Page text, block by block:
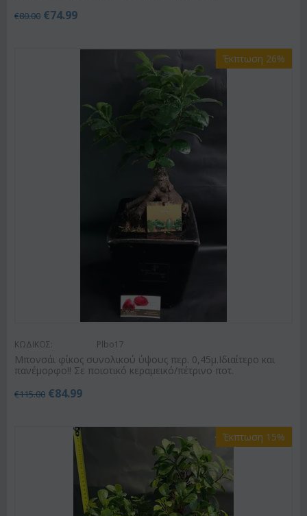
€80.00 €74.99
Έκπτωση 26%
ΚΩΔΙΚΟΣ: Plbo17
Μπονσάι φίκος συνολικού ύψους περ. 0,45μ.Ιδιαίτερο και
πανέμορφο!! Σε ποιοτικό κεραμεικό/πέτρινο ποτ.
€115.00 €84.99
Έκπτωση 15%